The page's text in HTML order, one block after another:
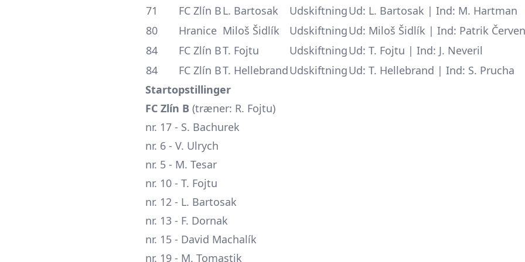
71 FC Zlín BL. Bartosak UdskiftningUd: L. Bartosak | Ind: M. Hartman
80
Hranice Miloš Šidlík UdskiftningUd: Miloš Šidlík | Ind: Patrik
84
FC Zlín BT. Fojtu UdskiftningUd: T. Fojtu | Ind: J. Neveril
84
FC Zlín BT. HellebrandUdskiftningUd: T. Hellebrand | Ind: S. Prucha
Startopstillinger
FC Zlín B (træner: R. Fojtu)
nr. 17 - S. Bachurek
nr. 6 - V. Ulrych
nr. 5 - M. Tesar
nr. 10 - T. Fojtu
nr. 12 - L. Bartosak
nr. 13 - F. Dornak
nr. 15 - David Machalík
nr. 19 - M. Tomastik